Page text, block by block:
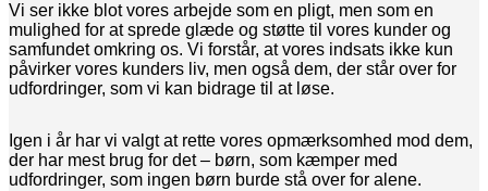
Vi ser ikke blot vores arbejde som en pligt, men som en
mulighed for at sprede glæde og støtte til vores kunder og
samfundet omkring os. Vi forstår, at vores indsats ikke kun
påvirker vores kunders liv, men også dem, der står over for
udfordringer, som vi kan bidrage til at løse.
Igen i år har vi valgt at rette vores opmærksomhed mod dem,
der har mest brug for det – børn, som kæmper med
udfordringer, som ingen børn burde stå over for alene.